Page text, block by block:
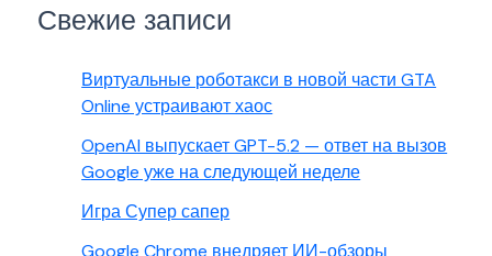
Свежие записи
Виртуальные роботакси в новой части GTA
Online устраивают хаос
OpenAI выпускает GPT-5.2 — ответ на вызов
Google уже на следующей неделе
Игра Супер сапер
Google Chrome внедряет ИИ-обзоры